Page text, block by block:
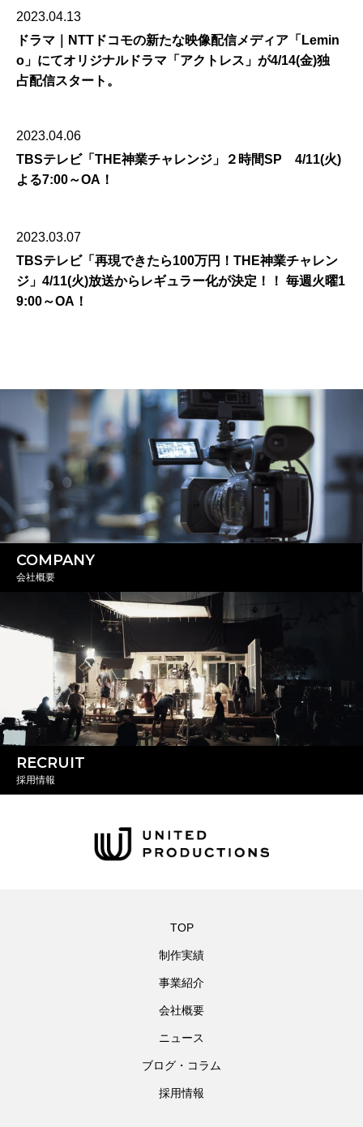
2023.04.13
ドラマ｜NTTドコモの新たな映像配信メディア「Lemin
o」にてオリジナルドラマ「アクトレス」が4/14(金)独
占配信スタート。
2023.04.06
TBSテレビ「THE神業チャレンジ」２時間SP 4/11(火)
よる7:00～OA！
2023.03.07
TBSテレビ「再現できたら100万円！THE神業チャレン
ジ」4/11(火)放送からレギュラー化が決定！！ 毎週火曜1
9:00～OA！
COMPANY
会社概要
RECRUIT
採用情報
TOP
制作実績
事業紹介
会社概要
ニュース
ブログ・コラム
採用情報